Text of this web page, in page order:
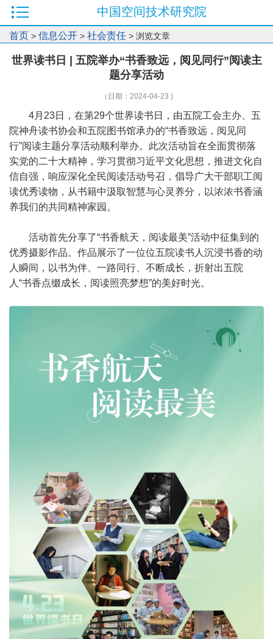
中国空间技术研究院
首页 > 信息公开 > 社会责任 > 浏览文章
世界读书日 | 五院举办“书香致远，阅见同行”阅读主
题分享活动
（日期：2024-04-23 )
4月23日，在第29个世界读书日，由五院工会主办、五
院神舟读书协会和五院图书馆承办的“书香致远，阅见同
行”阅读主题分享活动顺利举办。此次活动旨在全面贯彻落
实党的二十大精神，学习贯彻习近平文化思想，推进文化自
信自强，响应深化全民阅读活动号召，倡导广大干部职工阅
读优秀读物，从书籍中汲取智慧与心灵养分，以浓浓书香涵
养我们的共同精神家园。
活动首先分享了“书香航天，阅读最美”活动中征集到的
优秀摄影作品。作品展示了一位位五院读书人沉浸书香的动
人瞬间，以书为伴、一路同行、不断成长，折射出五院
人“书香点缀成长，阅读照亮梦想”的美好时光。